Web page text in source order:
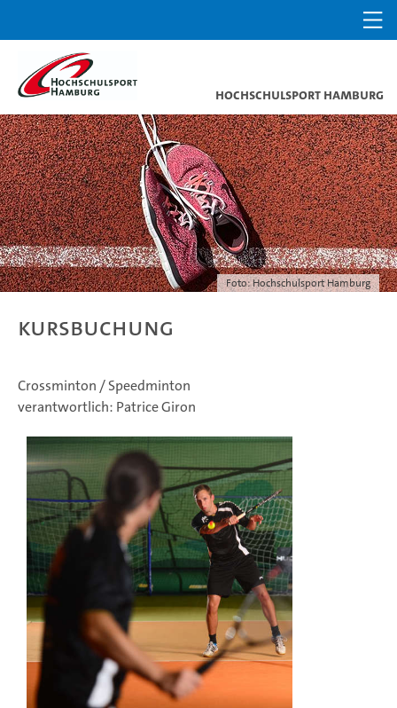
Hochschulsport Hamburg
Foto: Hochschulsport Hamburg
Kursbuchung
Crossminton / Speedminton
verantwortlich: Patrice Giron